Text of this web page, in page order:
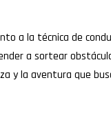
a la técnica de
a sortear
y la aventura que